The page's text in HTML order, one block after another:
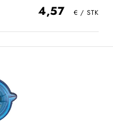
4,57